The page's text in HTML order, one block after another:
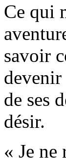
Ce qui
savoir
de ses
désir.
« Je ne